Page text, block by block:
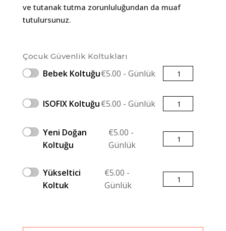
ve tutanak tutma zorunluluğundan da muaf
tutulursunuz.
Çocuk Güvenlik Koltukları
Bebek Koltuğu€5.00 - Günlük Miktar
ISOFIX Koltuğu€5.00 - Günlük Miktar
Yeni Doğan
Koltuğu
€5.00 -
Günlük
Miktar
Yükseltici
Koltuk
€5.00 -
Günlük
Miktar